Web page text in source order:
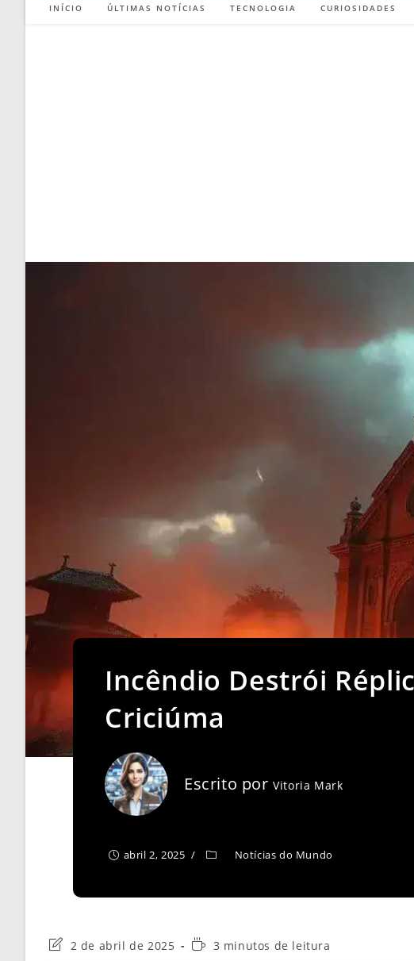
INÍCIO ÚLTIMAS NOTÍCIAS TECNOLOGIA CURIOSIDADES
Incêndio Destrói
Criciúma
Escrito porVitoria Mark
abril 2, 2025 Notícias do Mundo
Última2 de abril de 2025
Tempo3 minutos de leitura